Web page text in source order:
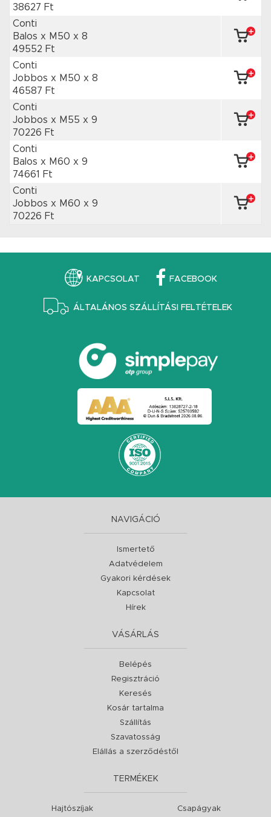
38627 Ft
Conti
Balos x M50 x 8
49552 Ft
Conti
Jobbos x M50 x 8
46587 Ft
Conti
Jobbos x M55 x 9
70226 Ft
Conti
Balos x M60 x 9
74661 Ft
Conti
Jobbos x M60 x 9
70226 Ft
KAPCSOLAT FACEBOOK
ÁLTALÁNOS SZÁLLÍTÁSI FELTÉTELEK
NAVIGÁCIÓ
Ismertető
Adatvédelem
Gyakori kérdések
Kapcsolat
Hírek
VÁSÁRLÁS
Belépés
Regisztráció
Keresés
Kosár tartalma
Szállítás
Szavatosság
Elállás a szerződéstől
TERMÉKEK
Hajtószíjak
Csapágyak